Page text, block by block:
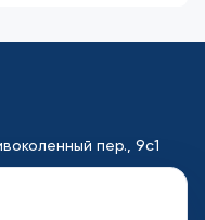
пер., 9с1